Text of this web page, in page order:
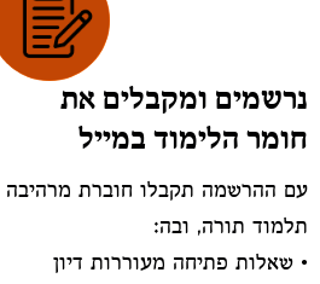
נרשמים ומקבלים את
חומר הלימוד במיילֿ
עם ההרשמה תקבלו חוברת מרהיבה
תלמוד תורה, ובה:
•⁠ ⁠שאלות פתיחה מעוררות דיון